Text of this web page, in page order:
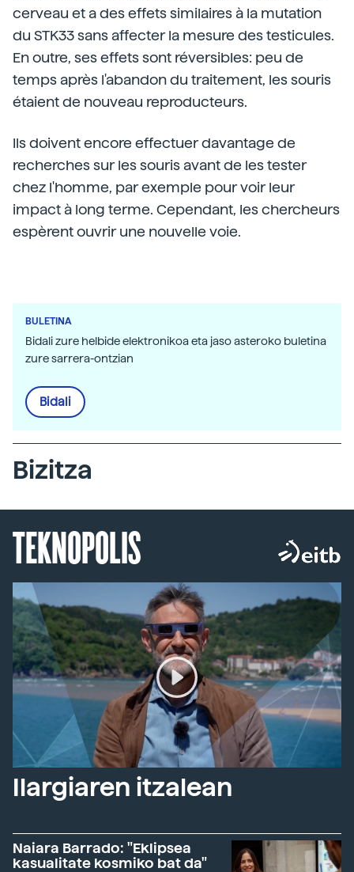
cerveau et a des effets similaires à la mutation
du STK33 sans affecter la mesure des testicules.
En outre, ses effets sont réversibles: peu de
temps après l'abandon du traitement, les souris
étaient de nouveau reproducteurs.
Ils doivent encore effectuer davantage de
recherches sur les souris avant de les tester
chez l'homme, par exemple pour voir leur
impact à long terme. Cependant, les chercheurs
espèrent ouvrir une nouvelle voie.
BULETINA
Bidali zure helbide elektronikoa eta jaso asteroko buletina
zure sarrera-ontzian
Bidali
Bizitza
TEKNOPOLIS
Ilargiaren itzalean
Naiara Barrado: "Eklipsea
kasualitate kosmiko bat da"